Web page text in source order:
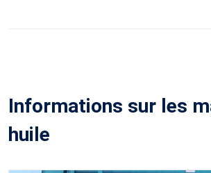
Informations sur les
huile